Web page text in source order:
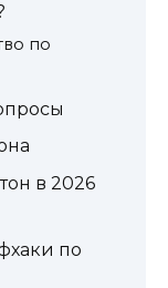
по
в 2026
по